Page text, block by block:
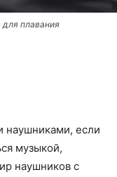
плавания
наушниками, если
музыкой,
наушников с